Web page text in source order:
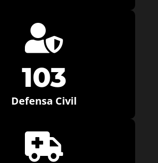

103
Defensa Civil
